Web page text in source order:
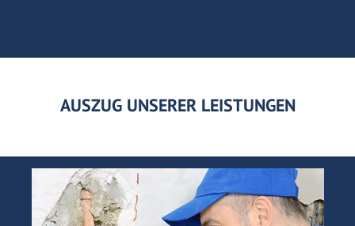
AUSZUG UNSERER LEISTUNGEN